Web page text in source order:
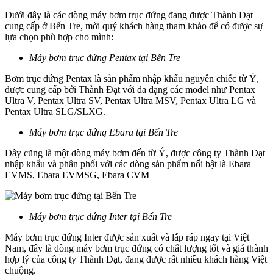
Dưới đây là các dòng máy bơm trục đứng đang được Thành Đạt
cung cấp ở Bến Tre, mời quý khách hàng tham khảo để có được sự
lựa chọn phù hợp cho mình:
Máy bơm trục đứng Pentax tại Bến Tre
Bơm trục đứng Pentax là sản phẩm nhập khẩu nguyên chiếc từ Ý,
được cung cấp bởi Thành Đạt với đa dạng các model như Pentax
Ultra V, Pentax Ultra SV, Pentax Ultra MSV, Pentax Ultra LG và
Pentax Ultra SLG/SLXG.
Máy bơm trục đứng Ebara tại Bến Tre
Đây cũng là một dòng máy bơm đến từ Ý, được công ty Thành Đạt
nhập khẩu và phân phối với các dòng sản phẩm nổi bật là Ebara
EVMS, Ebara EVMSG, Ebara CVM
Máy bơm trục đứng Inter tại Bến Tre
Máy bơm trục đứng Inter được sản xuất và lắp ráp ngay tại Việt
Nam, đây là dòng máy bơm trục đứng có chất lượng tốt và giá thành
hợp lý của công ty Thành Đạt, đang được rất nhiều khách hàng Việt
chuộng.